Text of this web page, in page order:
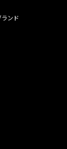
ンド